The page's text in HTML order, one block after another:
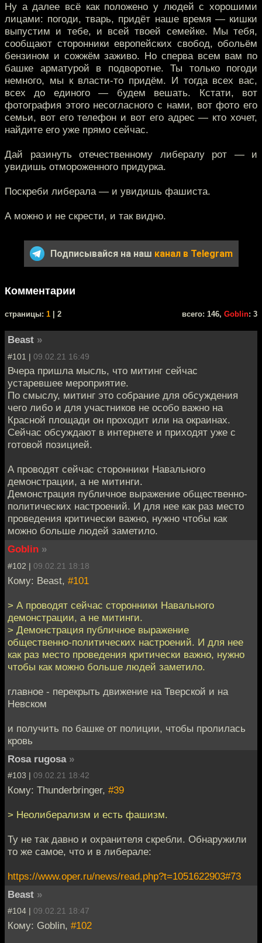
Ну а далее всё как положено у людей с хорошими
лицами: погоди, тварь, придёт наше время — кишки
выпустим и тебе, и всей твоей семейке. Мы тебя,
сообщают сторонники европейских свобод, обольём
бензином и сожжём заживо. Но сперва всем вам по
башке арматурой в подворотне. Ты только погоди
немного, мы к власти-то придём. И тогда всех вас,
всех до единого — будем вешать. Кстати, вот
фотография этого несогласного с нами, вот фото его
семьи, вот его телефон и вот его адрес — кто хочет,
найдите его уже прямо сейчас.
Дай разинуть отечественному либералу рот — и
увидишь отмороженного придурка.
Поскреби либерала — и увидишь фашиста.
А можно и не скрести, и так видно.
Подписывайся на наш канал в Telegram
Комментарии
cтраницы: 1 | 2 всего: 146, Goblin: 3
Beast »
#101 | 09.02.21 16:49
Вчера пришла мысль, что митинг сейчас
устаревшее мероприятие.
По смыслу, митинг это собрание для обсуждения
чего либо и для участников не особо важно на
Красной площади он проходит или на окраинах.
Сейчас обсуждают в интернете и приходят уже с
готовой позицией.
А проводят сейчас сторонники Навального
демонстрации, а не митинги.
Демонстрация публичное выражение общественно-
политических настроений. И для нее как раз место
проведения критически важно, нужно чтобы как
можно больше людей заметило.
Goblin »
#102 | 09.02.21 18:18
Кому: Beast, #101
> А проводят сейчас сторонники Навального
демонстрации, а не митинги.
> Демонстрация публичное выражение
общественно-политических настроений. И для нее
как раз место проведения критически важно, нужно
чтобы как можно больше людей заметило.
главное - перекрыть движение на Тверской и на
Невском
и получить по башке от полиции, чтобы пролилась
кровь
Rosa rugosa »
#103 | 09.02.21 18:42
Кому: Thunderbringer, #39
> Неолиберализм и есть фашизм.
Ту не так давно и охранителя скребли. Обнаружили
то же самое, что и в либерале:
https://www.oper.ru/news/read.php?t=1051622903#73
Beast »
#104 | 09.02.21 18:47
Кому: Goblin, #102